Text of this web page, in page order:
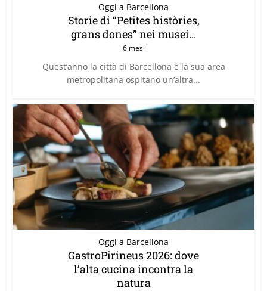
Oggi a Barcellona
Storie di “Petites històries,
grans dones” nei musei...
6 mesi
Quest’anno la città di Barcellona e la sua area
metropolitana ospitano un’altra...
Oggi a Barcellona
GastroPirineus 2026: dove
l’alta cucina incontra la
natura